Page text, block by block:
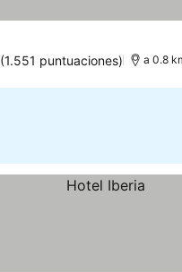
(1.551 puntuaciones) a 0.8